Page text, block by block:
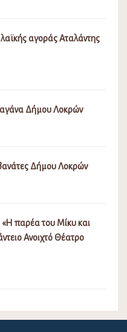
αγοράς Αταλάντης
Δήμου Λοκρών
Δήμου Λοκρών
παρέα του Μίκυ και
Ανοιχτό Θέατρο